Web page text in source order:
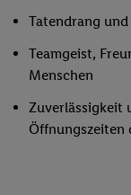
Tatendrang
Teamgeist,
Menschen
Zuverlässigkeit
Öffnungszeiten